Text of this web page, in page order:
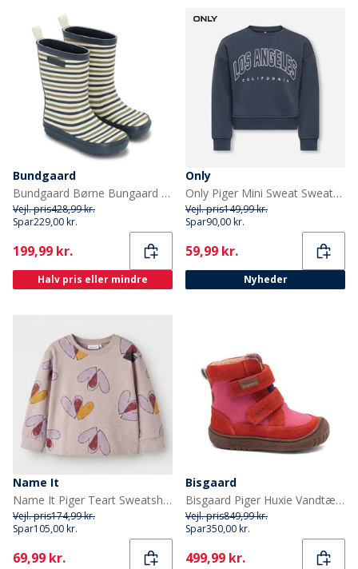
Bundgaard
Bundgaard Børne Bungaard Charly Høj Gummistøvler Oceanic Stripe
Vejl. pris428,99 kr.
Spar229,00 kr.
Current
199,99 kr.
Halv pris eller mindre
Only
Only Piger Mini Sweat Sweatshirt Ombre Blue
Vejl. pris149,99 kr.
Spar90,00 kr.
Current
59,99 kr.
Nyheder
Name It
Name It Piger Teart Sweatshirt Lilac Marble
Vejl. pris174,99 kr.
Spar105,00 kr.
Current
69,99 kr.
Bisgaard
Bisgaard Piger Huxie Vandtætte Tex Støvler Pink
Vejl. pris849,99 kr.
Spar350,00 kr.
Current
499,99 kr.